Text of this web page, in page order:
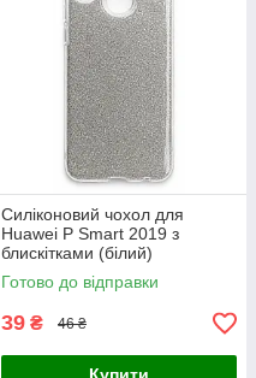
Силіконовий чохол для
Huawei P Smart 2019 з
блискітками (білий)
Готово до відправки
39 ₴ 46 ₴